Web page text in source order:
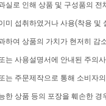
실로 인해 상품 및 구성품의
미 섭취하였거나 사용(착용 및
하여 상품의 가치가 현저히 감
는 사용설명서에 안내된 주의
는 주문제작으로 통해 소비자
한 상품 등의 포장을 훼손한 경